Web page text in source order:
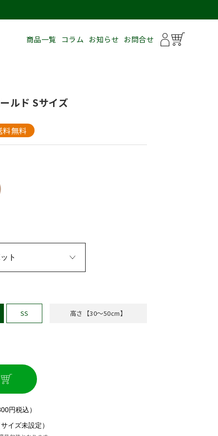
商品一覧 コラム お知らせ お問合せ
ルド Sサイズ
料無料
ト
SS 高さ【30〜50cm】
円税込）
イズ未設定）